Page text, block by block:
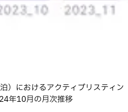
）におけるアクティブリスティン
年10月の月次推移